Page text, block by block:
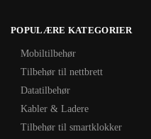
POPULÆRE KATEGORIER
Mobiltilbehør
Tilbehør til nettbrett
Datatilbehør
Kabler & Ladere
Tilbehør til smartklokker